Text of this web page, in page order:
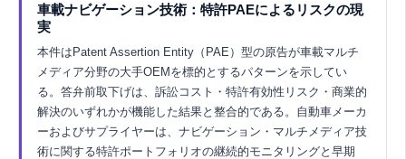
車載ナビゲーション技術：特許PAEによるリスクの現
実
本件はPatent Assertion Entity（PAE）型の原告が車載マルチ
メディア分野の大手OEMを標的とするパターンを示してい
る。答弁前取下げは、訴訟コスト・特許有効性リスク・商業的
解決のいずれかが機能した結果と整合的である。自動車メーカ
ーおよびサプライヤーは、ナビゲーション・マルチメディア技
術に関する特許ポートフォリオの継続的モニタリングと早期